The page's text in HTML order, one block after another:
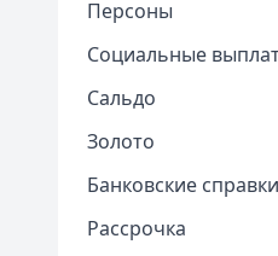
Персоны
Социальные
Сальдо
Золото
Банковские справки
Рассрочка